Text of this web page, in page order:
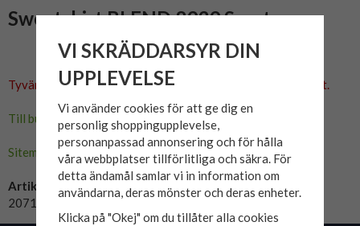
Sweatshirt BLEND 8939 Svart
Tyvärr ingår inte denna produkt i vårt sortiment för tillfället.
Till butikens startsida »
Sitemap »
Artikelnummer:
20718939-194007
VI SKRÄDDARSYR DIN
UPPLEVELSE
Vi använder cookies för att ge dig en
personlig shoppingupplevelse,
personanpassad annonsering och för hålla
våra webbplatser tillförlitliga och säkra. För
detta ändamål samlar vi in information om
användarna, deras mönster och deras enheter.
Klicka på "Okej" om du tillåter alla cookies